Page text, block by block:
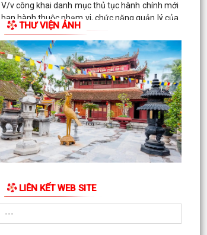
V/v công khai danh mục thủ tục hành chính mới
ban hành thuộc phạm vi, chức năng quản lý của
Sở Y tế
THÔNG BÁO Về việc công khai số điện thoại
đường dây nóng, Fanpage tiếp nhận thông tin
phản ánh,...
QUYẾT ĐỊNH Về việc công bố danh mục thủ tục
hành chính mới ban hành lĩnh vực Y, Dược cổ
truyền...
QUYẾT ĐỊNH Về việc công bố danh mục thủ tục
QUYẾT ĐỊNH Về việc công bố danh mục thủ tục
hành chính được sửa đổi, bổ sung và bị bãi bỏ
THƯ VIỆN ẢNH
LIÊN KẾT WEB SITE